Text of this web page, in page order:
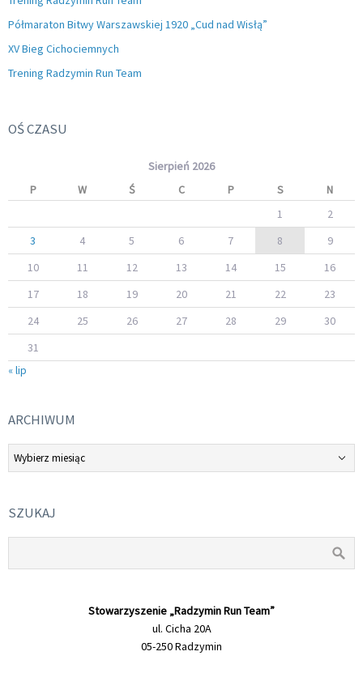
Półmaraton Bitwy Warszawskiej 1920 „Cud nad Wisłą”
XV Bieg Cichociemnych
Trening Radzymin Run Team
OŚ CZASU
Sierpień 2026
P
W Ś C P S
N
1
2
3
4 5 6 7 8
9
10
11 12 13 14 15
16
17
18 19 20 21 22
23
24
25 26 27 28 29
30
31
« lip
ARCHIWUM
Archiwum
SZUKAJ
Stowarzyszenie „Radzymin Run Team”
ul. Cicha 20A
05-250 Radzymin